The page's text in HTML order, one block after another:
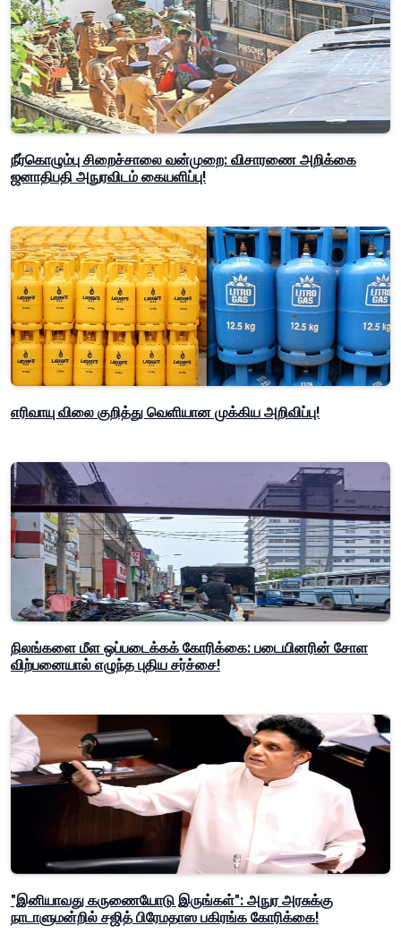
நீர்கொழும்பு சிறைச்சாலை வன்முறை: விசாரணை அறிக்கை
ஜனாதிபதி அநுரவிடம் கையளிப்பு!
எரிவாயு விலை குறித்து வெளியான முக்கிய அறிவிப்பு!
நிலங்களை மீள ஒப்படைக்கக் கோரிக்கை: படையினரின் சோள
விற்பனையால் எழுந்த புதிய சர்ச்சை!
"இனியாவது கருணையோடு இருங்கள்": அநுர அரசுக்கு
நாடாளுமன்றில் சஜித் பிரேமதாஸ பகிரங்க கோரிக்கை!